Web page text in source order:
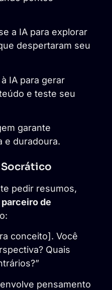
a IA para explorar
despertaram seu
IA para gerar
e teste seu
garante
e duradoura.
pedir resumos,
parceiro de
conceito]. Você
Quais
pensamento